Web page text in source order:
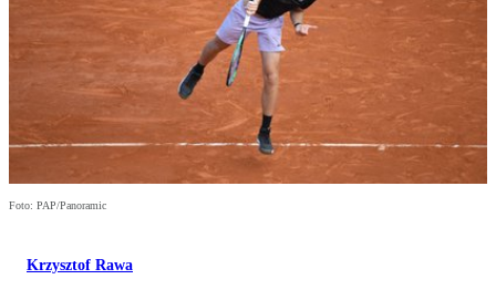
Foto: PAP/Panoramic
Krzysztof Rawa